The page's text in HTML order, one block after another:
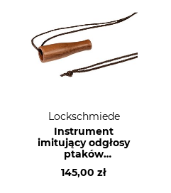
Lockschmiede
Instrument
imitujący odgłosy
ptaków
Lockschmiede
145,00 zł